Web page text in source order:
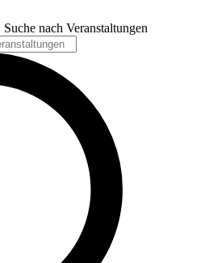
nach Veranstaltungen